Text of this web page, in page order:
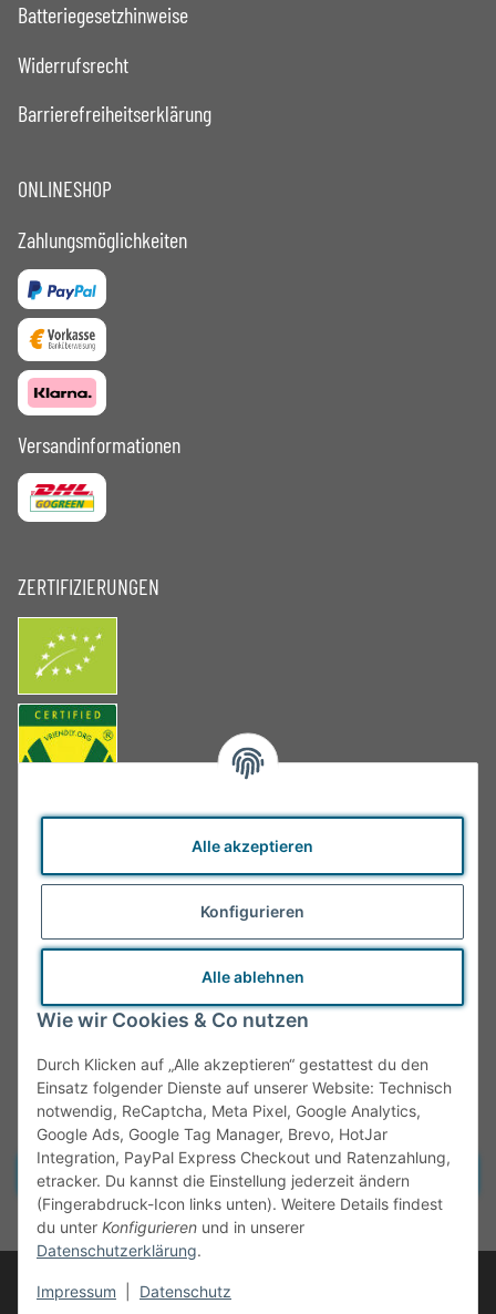
Alle akzeptieren
Konfigurieren
Alle ablehnen
Wie wir Cookies & Co nutzen
Durch Klicken auf „Alle akzeptieren“ gestattest du den
Einsatz folgender Dienste auf unserer Website: Technisch
notwendig, ReCaptcha, Meta Pixel, Google Analytics,
Google Ads, Google Tag Manager, Brevo, HotJar
Integration, PayPal Express Checkout und Ratenzahlung,
etracker. Du kannst die Einstellung jederzeit ändern
(Fingerabdruck-Icon links unten). Weitere Details findest
du unter Konfigurieren und in unserer
Datenschutzerklärung.
Impressum Datenschutz
Batteriegesetzhinweise
Widerrufsrecht
Barrierefreiheitserklärung
ONLINESHOP
Zahlungsmöglichkeiten
Versandinformationen
ZERTIFIZIERUNGEN
Vertrag widerrufen
* Alle Preise inkl. gesetzlicher MwSt., zzgl.Versand
© Tante Olga